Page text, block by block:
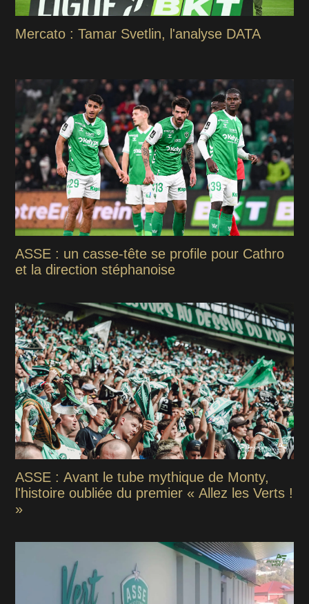
Mercato : Tamar Svetlin, l'analyse DATA
ASSE : un casse-tête se profile pour Cathro
et la direction stéphanoise
ASSE : Avant le tube mythique de Monty,
l'histoire oubliée du premier « Allez les Verts !
»